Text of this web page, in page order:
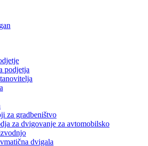
podjetja
za gradbeništvo
za dvigovanje za avtomobilsko
dvigala